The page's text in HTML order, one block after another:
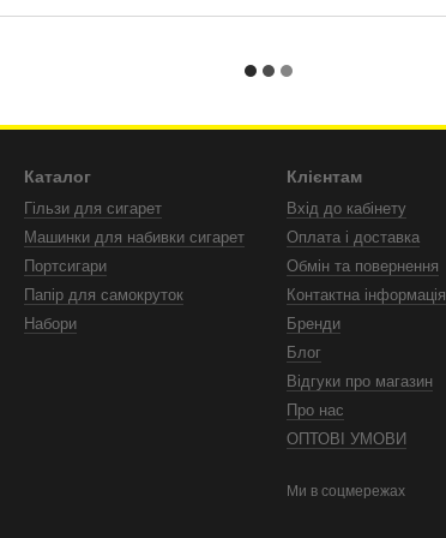
Каталог
Гільзи для сигарет
Машинки для набивки сигарет
Портсигари
Папір для самокруток
Набори
Клієнтам
Вхід до кабінету
Оплата і доставка
Обмін та повернення
Контактна інформація
Бренди
Блог
Відгуки про магазин
Про нас
ОПТОВІ УМОВИ
Ми в соцмережах